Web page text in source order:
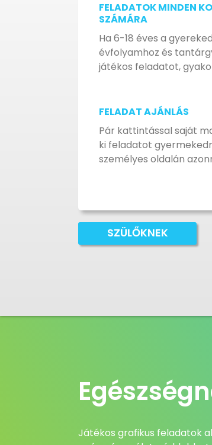
FELADATOK MINDEN
SZÁMÁRA
Ha 6-18 éves a
évfolyamhoz és
játékos feladatot,
FELADAT AJÁNLÁS
Pár kattintással saját
ki feladatot
személyes oldalán
SZÜLŐKNEK
Játékos grafikus feladatok